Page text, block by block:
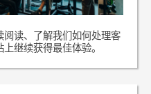
读、了解我们如何处理客
继续获得最佳体验。